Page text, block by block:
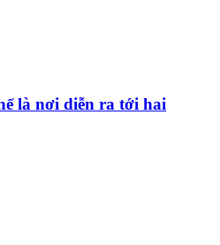
là nơi diễn ra tới hai